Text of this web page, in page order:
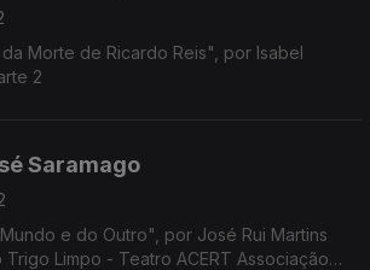
Morte de Ricardo Reis", por Isabel
2
Saramago
e do Outro", por José Rui Martins
Limpo - Teatro ACERT Associação